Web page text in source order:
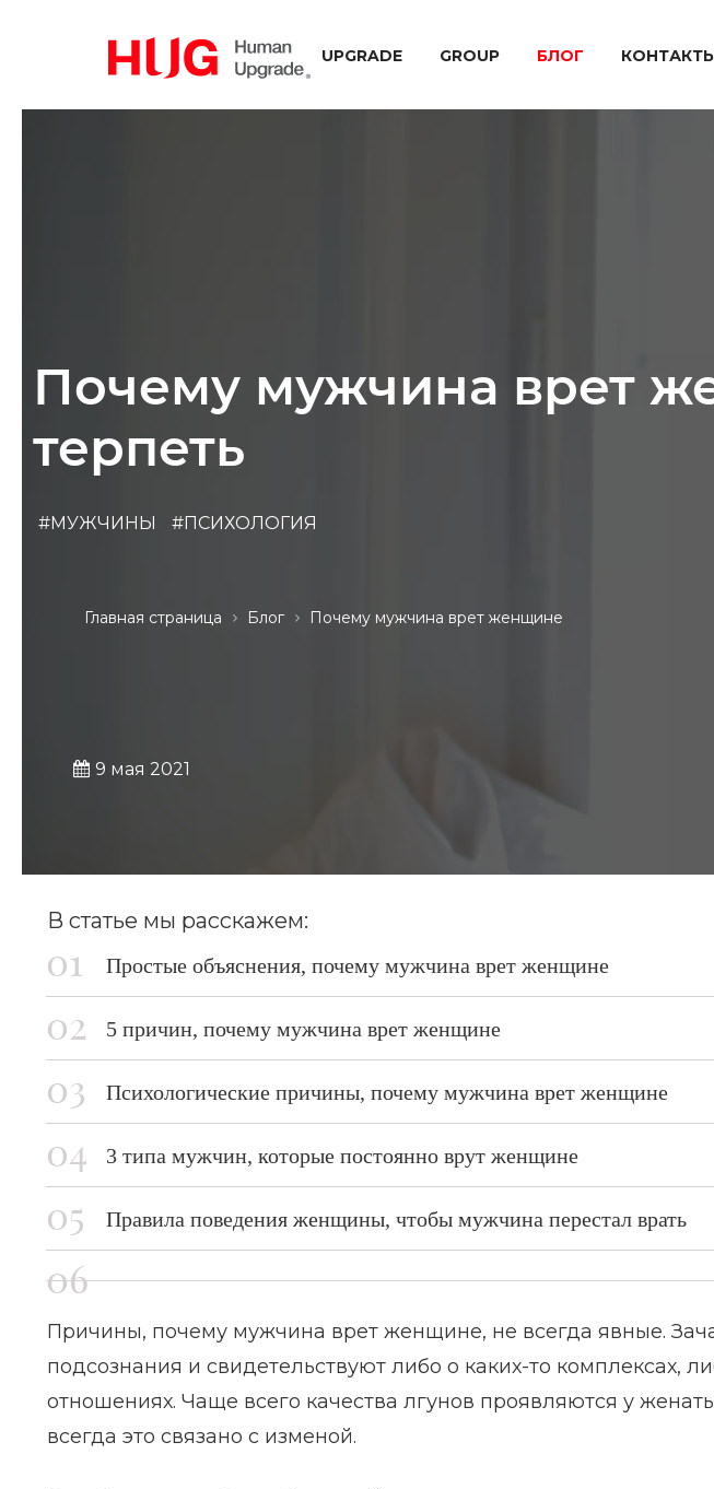
UPGRADE GROUP БЛОГ
Главная страница Блог Почему мужчина врет женщине
Почему мужчина врет
терпеть
#МУЖЧИНЫ #ПСИХОЛОГИЯ
9 мая 2021
В статье мы расскажем:
Простые объяснения, почему мужчина врет женщине
5 причин, почему мужчина врет женщине
Психологические причины, почему мужчина врет женщине
3 типа мужчин, которые постоянно врут женщине
Правила поведения женщины, чтобы мужчина перестал врать
Причины, почему мужчина врет женщине, не всегда явные.
подсознания и свидетельствуют либо о каких-то комплексах,
отношениях. Чаще всего качества лгунов проявляются у
всегда это связано с изменой.